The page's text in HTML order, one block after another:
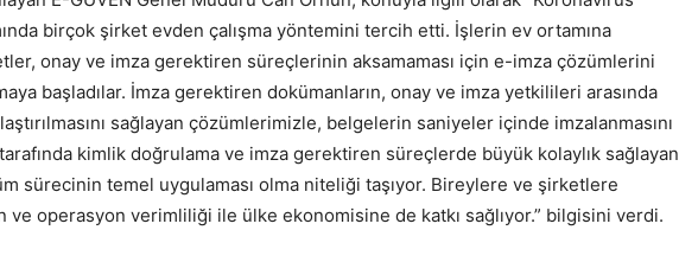
birçok şirket evden çalışma yöntemini tercih etti. İşlerin ev ortamına
onay ve imza gerektiren süreçlerinin aksamaması için e-imza çözümlerini
başladılar. İmza gerektiren dokümanların, onay ve imza yetkilileri arasında
sağlayan çözümlerimizle, belgelerin saniyeler içinde imzalanmasını
kimlik doğrulama ve imza gerektiren süreçlerde büyük kolaylık sağlayan
sürecinin temel uygulaması olma niteliği taşıyor. Bireylere ve şirketlere
ve operasyon verimliliği ile ülke ekonomisine de katkı sağlıyor.” bilgisini verdi.